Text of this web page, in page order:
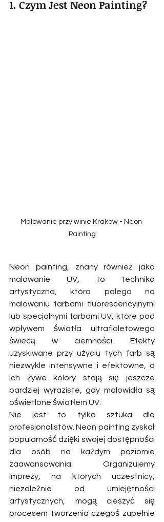
1. Czym Jest Neon Painting?
Malowanie przy winie Krakow - Neon
Painting
Neon painting, znany również jako
malowanie UV, to technika
artystyczna, która polega na
malowaniu farbami fluorescencyjnymi
lub specjalnymi farbami UV, które pod
wpływem światła ultrafioletowego
świecą w ciemności. Efekty
uzyskiwane przy użyciu tych farb są
niezwykle intensywne i efektowne, a
ich żywe kolory stają się jeszcze
bardziej wyraziste, gdy malowidła są
oświetlone światłem UV.
Nie jest to tylko sztuka dla
profesjonalistów. Neon painting zyskał
popularność dzięki swojej dostępności
dla osób na każdym poziomie
zaawansowania. Organizujemy
imprezy, na których uczestnicy,
niezależnie od umiejętności
artystycznych, mogą cieszyć się
procesem tworzenia czegoś zupełnie